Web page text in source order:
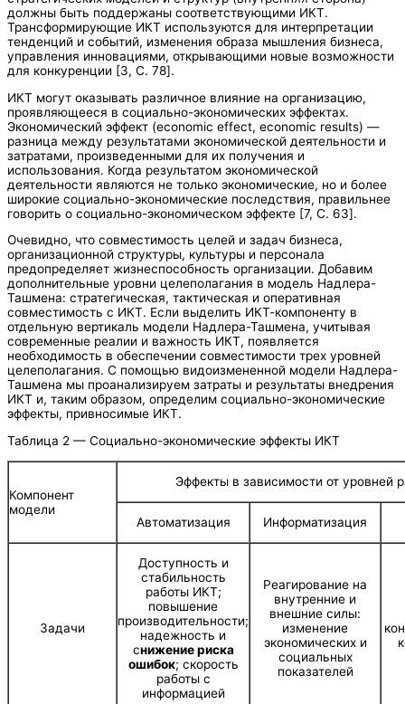
должны быть поддержаны соответствующими ИКТ.
Трансформирующие ИКТ используются для интерпретации
тенденций и событий, изменения образа мышления бизнеса,
управления инновациями, открывающими новые возможности
для конкуренции [3, C. 78].
ИКТ могут оказывать различное влияние на организацию,
проявляющееся в социально-экономических эффектах.
Экономический эффект (economic effect, economic results) —
разница между результатами экономической деятельности и
затратами, произведенными для их получения и
использования. Когда результатом экономической
деятельности являются не только экономические, но и более
широкие социально-экономические последствия, правильнее
говорить о социально-экономическом эффекте [7, C. 63].
Очевидно, что совместимость целей и задач бизнеса,
организационной структуры, культуры и персонала
предопределяет жизнеспособность организации. Добавим
дополнительные уровни целеполагания в модель Надлера-
Ташмена: стратегическая, тактическая и оперативная
совместимость с ИКТ. Если выделить ИКТ-компоненту в
отдельную вертикаль модели Надлера-Ташмена, учитывая
современные реалии и важность ИКТ, появляется
необходимость в обеспечении совместимости трех уровней
целеполагания. С помощью видоизмененной модели Надлера-
Ташмена мы проанализируем затраты и результаты внедрения
ИКТ и, таким образом, определим социально-экономические
эффекты, привносимые ИКТ.
Таблица 2 — Социально-экономические эффекты ИКТ
Компонент
модели
Эффекты в зависимости от уровней
Автоматизация Информатизация
Задачи
Доступность и
стабильность
работы ИКТ;
повышение
производительности;
надежность и
снижение риска
ошибок; скорость
работы с
информацией
Реагирование на
внутренние и
внешние силы:
изменение
экономических и
социальных
показателей